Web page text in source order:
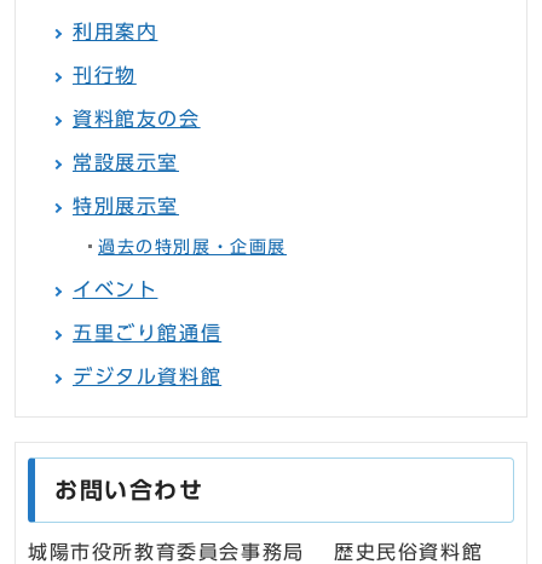
利用案内
刊行物
資料館友の会
常設展示室
特別展示室
過去の特別展・企画展
イベント
五里ごり館通信
デジタル資料館
お問い合わせ
城陽市役所教育委員会事務局 歴史民俗資料館